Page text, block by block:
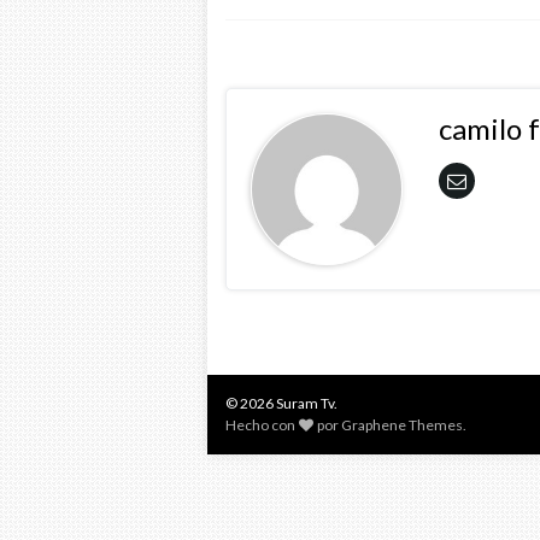
camilo
© 2026 Suram Tv.
Hecho con
por Graphene Themes.